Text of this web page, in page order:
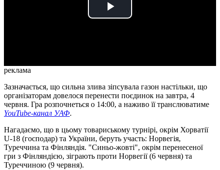
Play
реклама
Зазначається, що сильна злива зіпсувала газон настільки, що
організаторам довелося перенести поєдинок на завтра, 4
червня. Гра розпочнеться о 14:00, а наживо її транслюватиме
YouTube-канал УАФ.
Нагадаємо, що в цьому товариському турнірі, окрім Хорватії
U-18 (господар) та України, беруть участь: Норвегія,
Туреччина та Фінляндія. "Синьо-жовті", окрім перенесеної
гри з Фінляндією, зіграють проти Норвегії (6 червня) та
Туреччиною (9 червня).